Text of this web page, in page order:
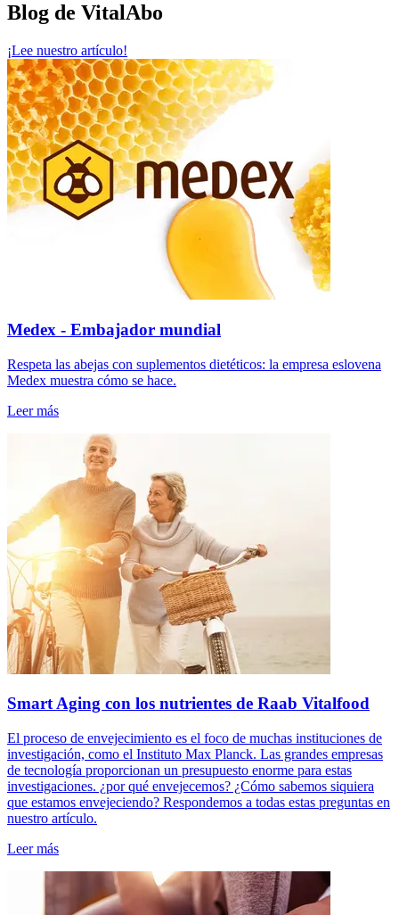
Blog de VitalAbo
¡Lee nuestro artículo!
Medex - Embajador mundial
Respeta las abejas con suplementos dietéticos: la empresa eslovena
Medex muestra cómo se hace.
Leer más
Smart Aging con los nutrientes de Raab Vitalfood
El proceso de envejecimiento es el foco de muchas instituciones de
investigación, como el Instituto Max Planck. Las grandes empresas
de tecnología proporcionan un presupuesto enorme para estas
investigaciones. ¿por qué envejecemos? ¿Cómo sabemos siquiera
que estamos envejeciendo? Respondemos a todas estas preguntas en
nuestro artículo.
Leer más